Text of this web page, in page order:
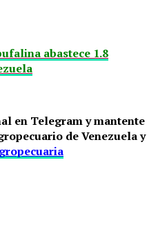
abastece 1.8
en Telegram y mantente
de Venezuela y